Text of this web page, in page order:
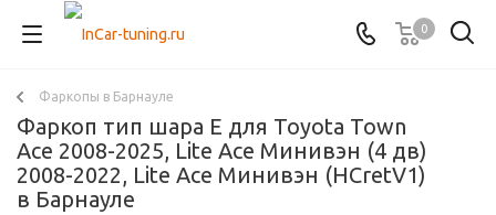
0
Фаркопы в Барнауле
Фаркоп тип шара E для Toyota Town
Ace 2008-2025, Lite Ace Минивэн (4 дв)
2008-2022, Lite Ace Минивэн (HCretV1)
в Барнауле